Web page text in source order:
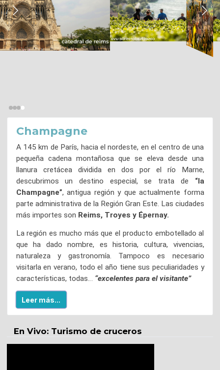
Champagne
A 145 km de París, hacia el nordeste, en el centro de una
pequeña cadena montañosa que se eleva desde una
llanura cretácea dividida en dos por el río Marne,
descubrimos un destino especial, se trata de “la
Champagne”, antigua región y que actualmente forma
parte administrativa de la Región Gran Este. Las ciudades
más importes son Reims, Troyes y Épernay.
La región es mucho más que el producto embotellado al
que ha dado nombre, es historia, cultura, vivencias,
naturaleza y gastronomía. Tampoco es necesario
visitarla en verano, todo el año tiene sus peculiaridades y
características, todas… “excelentes para el visitante”
Leer más...
En Vivo: Turismo de cruceros